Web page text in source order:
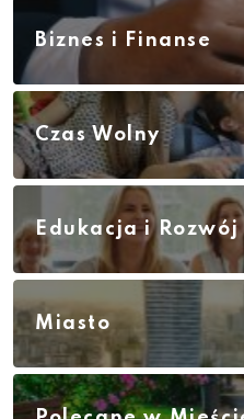
Biznes i Finanse
Czas Wolny
Edukacja i Rozwój
Miasto